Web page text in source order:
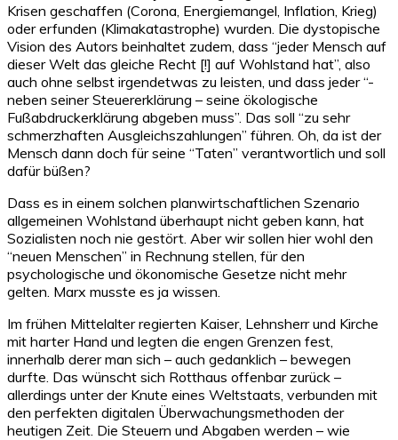
Krisen geschaffen (Corona, Energiemangel, Inflation, Krieg)
oder erfunden (Klimakatastrophe) wurden. Die dystopische
Vision des Autors beinhaltet zudem, dass “jeder Mensch auf
dieser Welt das gleiche Recht [!] auf Wohlstand hat”, also
auch ohne selbst irgendetwas zu leisten, und dass jeder “-
neben seiner Steuererklärung – seine ökologische
Fußabdruckerklärung abgeben muss”. Das soll “zu sehr
schmerzhaften Ausgleichszahlungen” führen. Oh, da ist der
Mensch dann doch für seine “Taten” verantwortlich und soll
dafür büßen?
Dass es in einem solchen planwirtschaftlichen Szenario
allgemeinen Wohlstand überhaupt nicht geben kann, hat
Sozialisten noch nie gestört. Aber wir sollen hier wohl den
“neuen Menschen” in Rechnung stellen, für den
psychologische und ökonomische Gesetze nicht mehr
gelten. Marx musste es ja wissen.
Im frühen Mittelalter regierten Kaiser, Lehnsherr und Kirche
mit harter Hand und legten die engen Grenzen fest,
innerhalb derer man sich – auch gedanklich – bewegen
durfte. Das wünscht sich Rotthaus offenbar zurück –
allerdings unter der Knute eines Weltstaats, verbunden mit
den perfekten digitalen Überwachungsmethoden der
heutigen Zeit. Die Steuern und Abgaben werden – wie